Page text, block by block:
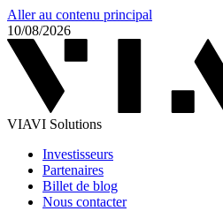
Aller au contenu principal
10/08/2026
VIAVI Solutions
Investisseurs
Partenaires
Billet de blog
Nous contacter